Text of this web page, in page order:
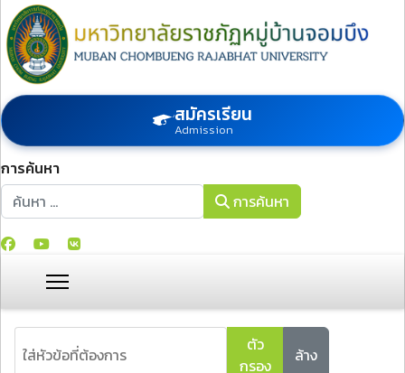
สมัครเรียน
Admission
การค้นหา
การค้นหา
การค้นหา
ตัว
กรอง
ล้าง